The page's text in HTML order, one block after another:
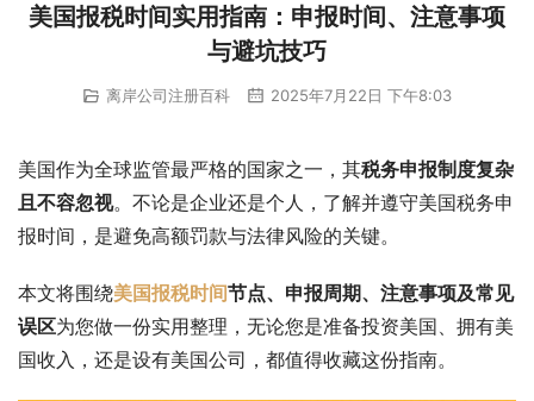
美国报税时间实用指南：申报时间、注意事项
与避坑技巧
离岸公司注册百科 2025年7月22日 下午8:03
美国作为全球监管最严格的国家之一，其税务申报制度复杂
且不容忽视。不论是企业还是个人，了解并遵守美国税务申
报时间，是避免高额罚款与法律风险的关键。
本文将围绕美国报税时间节点、申报周期、注意事项及常见
误区为您做一份实用整理，无论您是准备投资美国、拥有美
国收入，还是设有美国公司，都值得收藏这份指南。